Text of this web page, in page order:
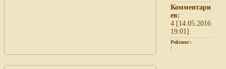
Комментари
ев:
4 [14.05.2016
19:01]
Рейтинг:
/